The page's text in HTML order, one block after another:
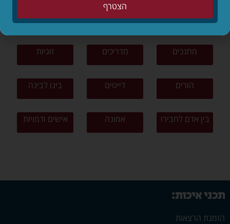
ציונות דתית פרשת שבוע סיפורים
מחנכים מדריכים זוגיות
הורים דייטים בינו לבינה
בין אדם לחבירו אמונה אישים ודמויות
תכני איכות:
הזמנת הרצאות
הצטרף